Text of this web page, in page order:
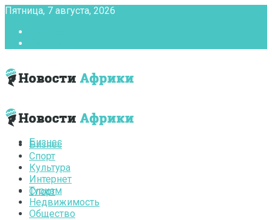
Пятница, 7 августа, 2026
Бизнес
Спорт
Бизнес
Спорт
Культура
Интернет
Туризм
Недвижимость
Общество